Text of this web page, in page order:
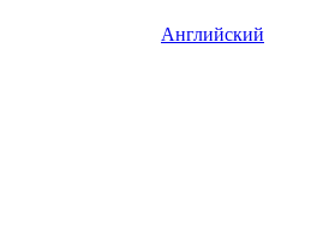
Английский